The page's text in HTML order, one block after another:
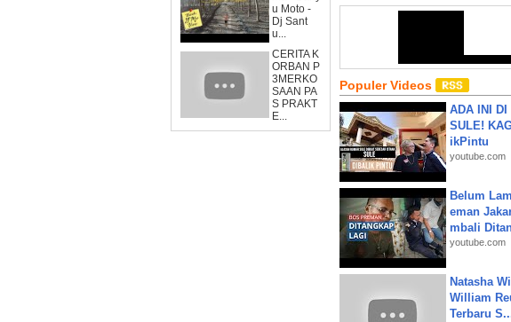
u Moto -
Dj Sant
u...
CERITA K
ORBAN P
3MERKO
SAAN PA
S PRAKT
E...
Populer Videos
ADA INI DI
SULE!
ikPintu
youtube.com
Belum
eman
mbali
youtube.com
Natasha
William
Terbaru